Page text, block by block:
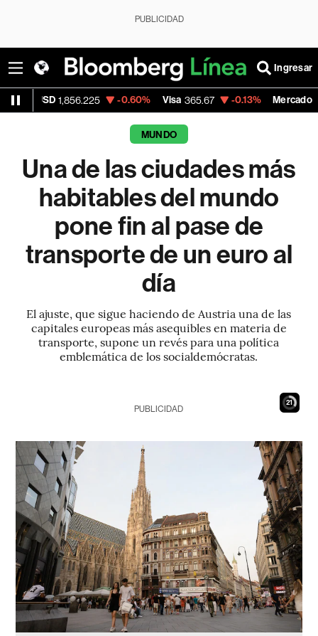
PUBLICIDAD
Ingresar
1,856.225 -0.60% Visa 365.67 -0.13% MercadoLibre
MUNDO
Una de las ciudades más
habitables del mundo
pone fin al pase de
transporte de un euro al
día
El ajuste, que sigue haciendo de Austria una de las
capitales europeas más asequibles en materia de
transporte, supone un revés para una política
emblemática de los socialdemócratas.
20
PUBLICIDAD